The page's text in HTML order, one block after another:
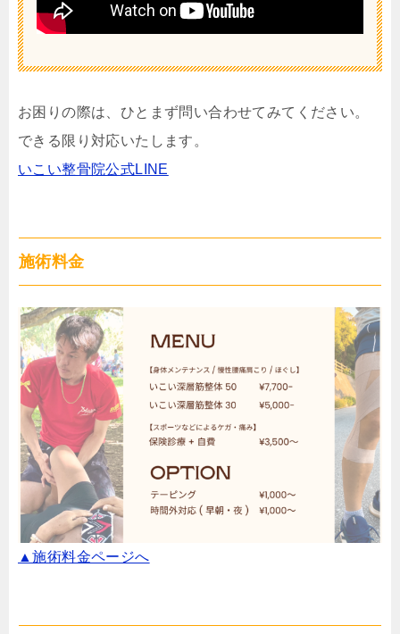
お困りの際は、ひとまず問い合わせてみてください。
できる限り対応いたします。
いこい整骨院公式LINE
施術料金
▲施術料金ページへ